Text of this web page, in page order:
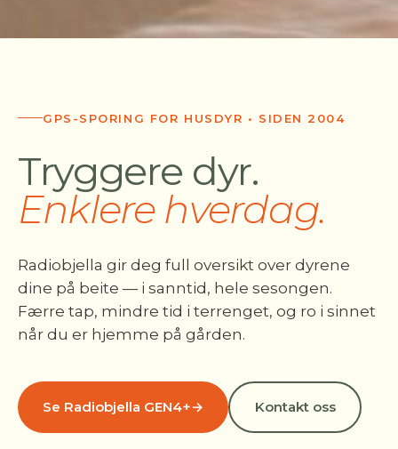
GPS-SPORING FOR HUSDYR • SIDEN 2004
Tryggere dyr.
Enklere hverdag.
Radiobjella gir deg full oversikt over dyrene
dine på beite — i sanntid, hele sesongen.
Færre tap, mindre tid i terrenget, og ro i sinnet
når du er hjemme på gården.
Se Radiobjella GEN4+→ Kontakt oss